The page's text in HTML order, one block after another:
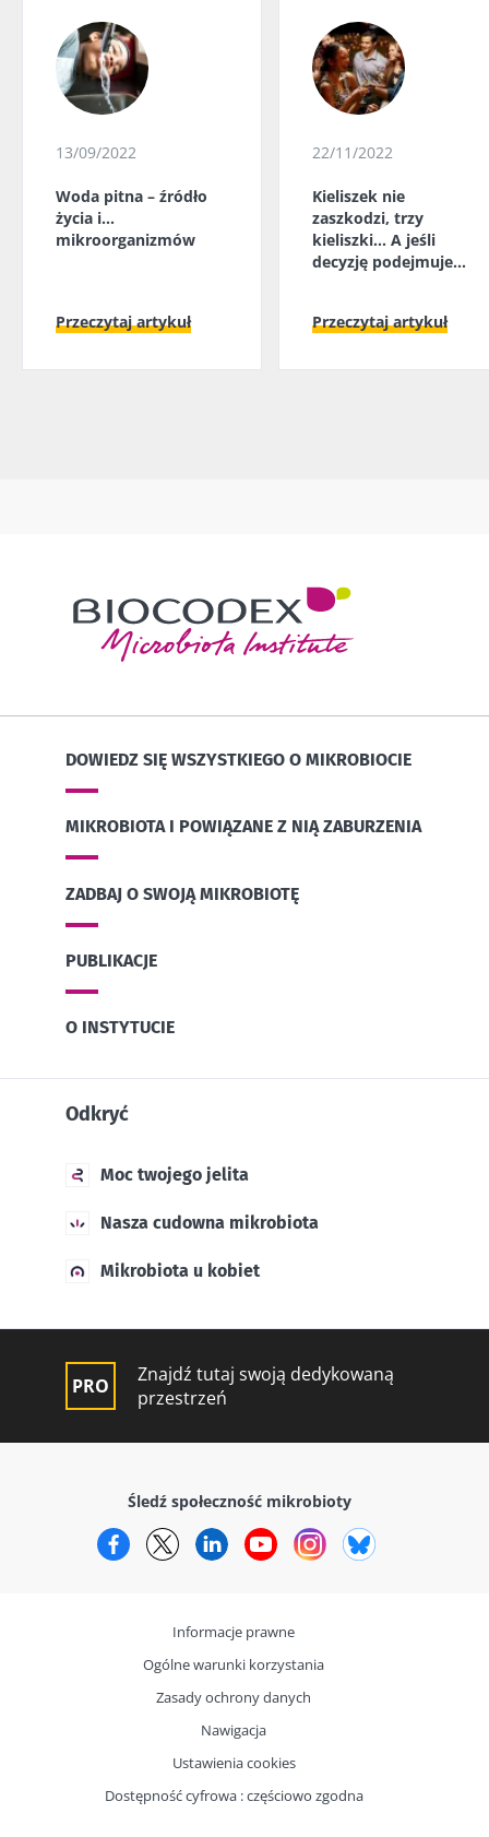
13/09/2022
Woda pitna – źródło
życia i...
mikroorganizmów
Przeczytaj artykuł
22/11/2022
Kieliszek nie
zaszkodzi, trzy
kieliszki... A jeśli
decyzję podejmuje
Przeczytaj artykuł
DOWIEDZ SIĘ WSZYSTKIEGO O MIKROBIOCIE
MIKROBIOTA I POWIĄZANE Z NIĄ ZABURZENIA
ZADBAJ O SWOJĄ MIKROBIOTĘ
PUBLIKACJE
O INSTYTUCIE
Odkryć
Moc twojego jelita
Nasza cudowna mikrobiota
Mikrobiota u kobiet
Znajdź tutaj swoją dedykowaną
przestrzeń
Śledź społeczność mikrobioty
FacebookTwitterLinkedInYouTubeInstagram
Informacje prawne
Ogólne warunki korzystania
Zasady ochrony danych
Nawigacja
Ustawienia cookies
Dostępność cyfrowa : częściowo zgodna